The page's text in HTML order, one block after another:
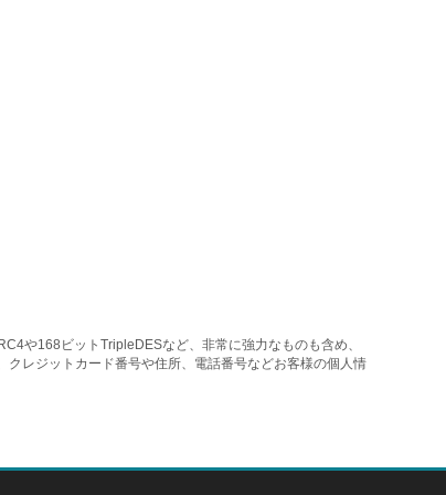
や168ビットTripleDESなど、非常に強力なものも含め、
レジットカード番号や住所、電話番号などお客様の個人情